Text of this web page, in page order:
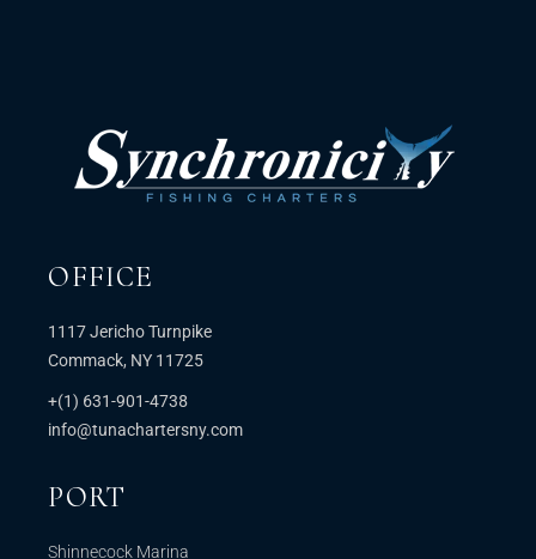
OFFICE
1117 Jericho Turnpike
Commack, NY 11725
+(1) 631-901-4738
info@tunachartersny.com
PORT
Shinnecock Marina